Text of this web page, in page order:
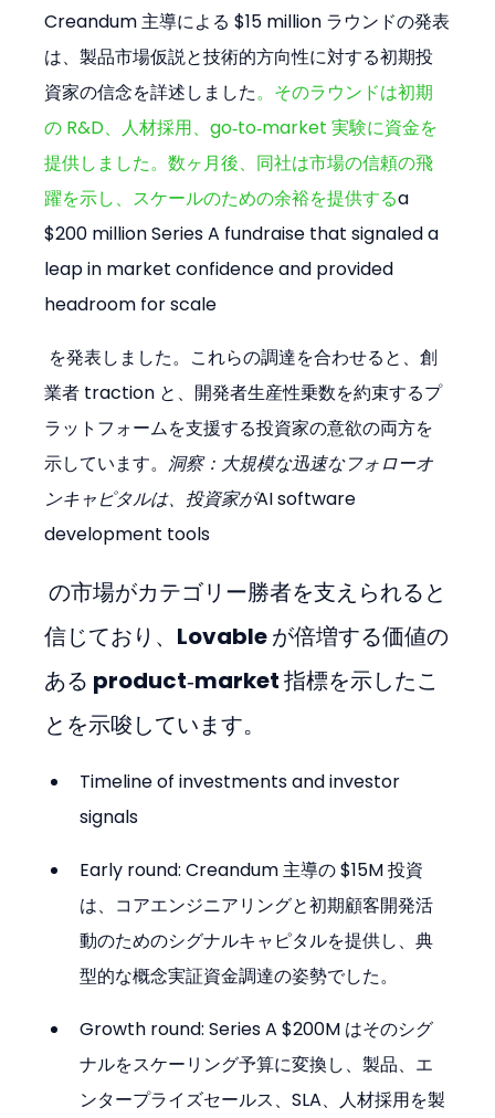
Creandum 主導による $15 million ラウンドの発表
は、製品市場仮説と技術的方向性に対する初期投
資家の信念を詳述しました。そのラウンドは初期
の R&D、人材採用、go‑to‑market 実験に資金を
提供しました。数ヶ月後、同社は市場の信頼の飛
躍を示し、スケールのための余裕を提供するa
$200 million Series A fundraise that signaled a
leap in market confidence and provided
headroom for scale
業者 traction と、開発者生産性乗数を約束するプ
ラットフォームを支援する投資家の意欲の両方を
示しています。 洞察：大規模な迅速なフォローオ
ンキャピタルは、投資家がAI software
development tools
の市場がカテゴリー勝者を支えられると
信じており、Lovable が倍増する価値の
ある product‑market 指標を示したこ
とを示唆しています。
Timeline of investments and investor
signals
Early round: Creandum 主導の $15M 投資
は、コアエンジニアリングと初期顧客開発活
動のためのシグナルキャピタルを提供し、典
型的な概念実証資金調達の姿勢でした。
Growth round: Series A $200M はそのシグ
ナルをスケーリング予算に変換し、製品、エ
ンタープライズセールス、SLA、人材採用を製